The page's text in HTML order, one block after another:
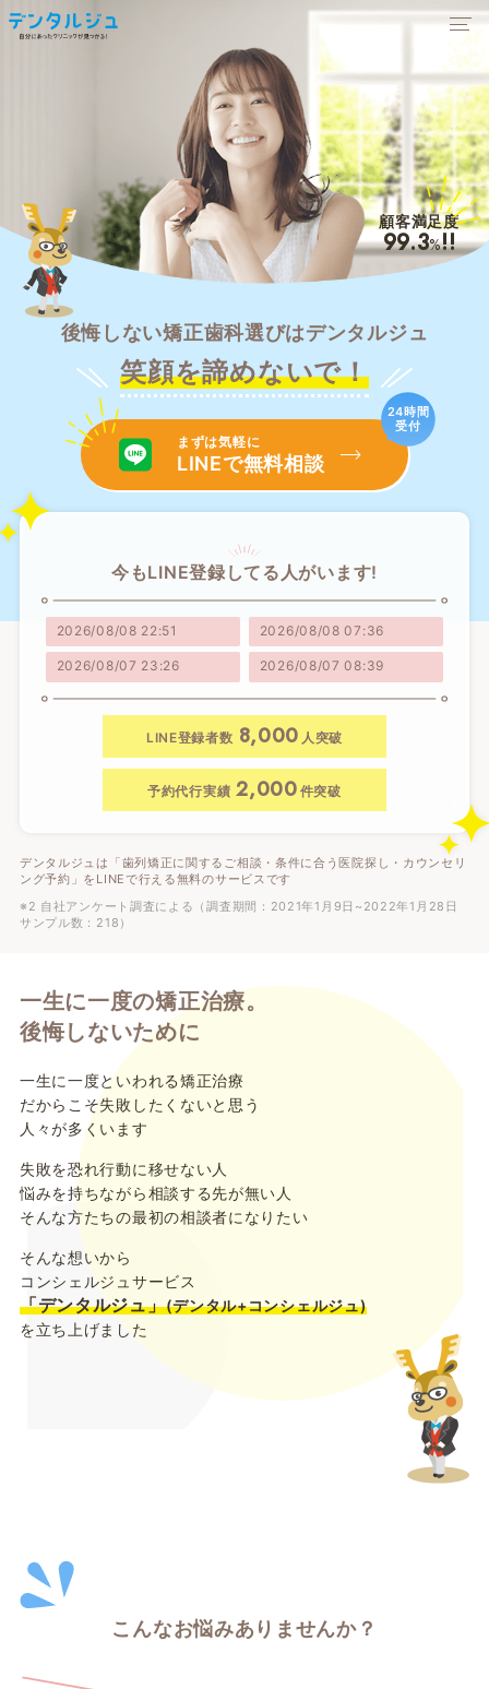
後悔しない矯正歯科選びはデンタルジュ
笑顔を諦めないで！
まずは気軽に
LINEで無料相談
24時間
受付
顧客満足度
99.3%!!
今もLINE登録してる人がいます!
2026/08/08 22:51 2026/08/08 07:36
2026/08/07 23:26 2026/08/07 08:39
LINE登録者数 8,000 人突破
予約代行実績 2,000 件突破
デンタルジュは「歯列矯正に関するご相談・条件に合う医院探し・カウンセリ
ング予約」をLINEで行える無料のサービスです
※2 自社アンケート調査による（調査期間：2021年1月9日~2022年1月28日
サンプル数：218）
一生に一度の矯正治療。
後悔しないために
一生に一度といわれる矯正治療
だからこそ失敗したくないと思う
人々が多くいます
失敗を恐れ行動に移せない人
悩みを持ちながら相談する先が無い人
そんな方たちの最初の相談者になりたい
そんな想いから
コンシェルジュサービス
「デンタルジュ」(デンタル+コンシェルジュ)
を立ち上げました
こんなお悩みありませんか？